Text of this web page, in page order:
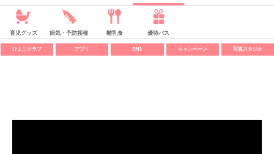
育児グッズ 病気・予防接種 離乳食 優待パス
ひよこクラブ アプリ SNS キャンペーン 写真スタジオ